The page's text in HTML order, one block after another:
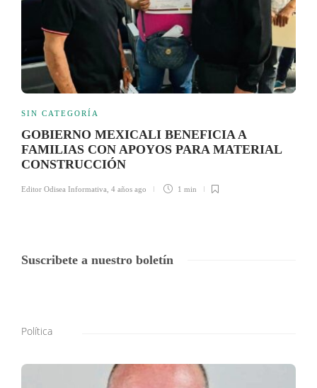
SIN CATEGORÍA
GOBIERNO MEXICALI BENEFICIA A
FAMILIAS CON APOYOS PARA MATERIAL
CONSTRUCCIÓN
Editor Odisea Informativa 4 años ago 1 min
Suscribete a nuestro boletín
Política